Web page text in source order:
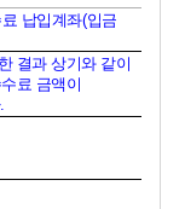
료 납입계좌(입금
결과 상기와 같이
료 금액이
.